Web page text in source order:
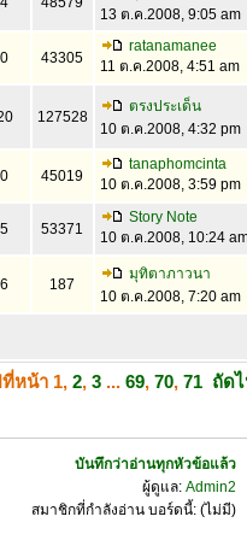
13 ต.ค.2008, 9:05 am
0 43305
ratanamanee
11 ต.ค.2008, 4:51 am
127528
ตรงประเด็น
10 ต.ค.2008, 4:32 pm
0 45019
tanaphomcinta
10 ต.ค.2008, 3:59 pm
5 53371
Story Note
10 ต.ค.2008, 10:24
6 187
มุทิตาภาวนา
10 ต.ค.2008, 7:20 am
หน้า 1, 2, 3... 69, 70, 71 ถัด
บันทึกว่าอ่านทุกหัวข้อแล้ว
ผู้ดูแล: Admin2
สมาชิกที่กำลังอ่าน บอร์ดนี้: (ไม่มี)